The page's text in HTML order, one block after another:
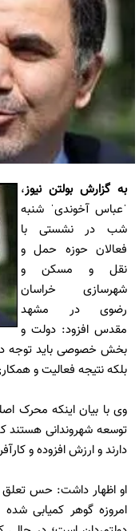
به گزارشبولتن نیوز،
ˈعباس آخوندیˈ شنبه
شب در نشستی با
فعالان حوزه حمل و
نقل و مسکن و
شهرسازی خراسان
رضوی در مشهد
مقدس افزود: دولت و
بخش خصوصی باید توجه
بلکه نتیجه فعالیت و
وی با بیان اینکه محرک
توسعه شهروندانی هستند
دارند و ارزش افزوده و
او اظهار داشت: حس تعلق
امروزه گوهر کمیابی